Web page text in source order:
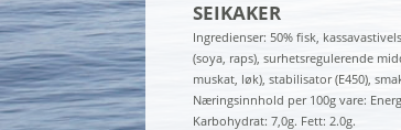
SEIKAKER
Ingredienser: 50% fisk,
(soya, raps), surhetsregulerende
muskat, løk), stabilisator (E450),
Næringsinnhold per 100g vare:
Karbohydrat: 7,0g. Fett: 2.0g.